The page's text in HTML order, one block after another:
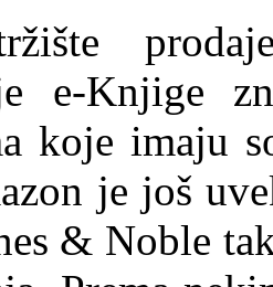
e-Knjige
koje imaju
je još
& Noble